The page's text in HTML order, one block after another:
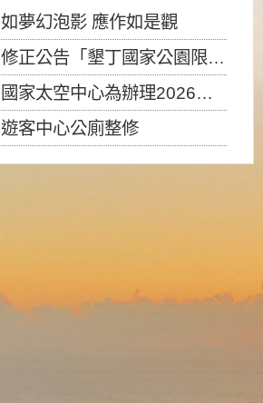
如夢幻泡影 應作如是觀
修正公告「墾丁國家公園限制水域遊憩活動之種類、範圍、時間及行為」，自即日生效。
國家太空中心為辦理2026台灣盃火箭競賽，陸、海、空域警戒及協調相關事宜，因颱風備案事宜
遊客中心公廁整修